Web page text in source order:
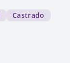
Castrado